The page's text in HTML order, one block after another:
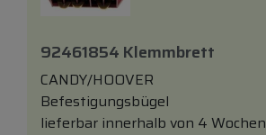
92461854 Klemmbrett
CANDY/HOOVER
Befestigungsbügel
lieferbar innerhalb von 4 Wochen